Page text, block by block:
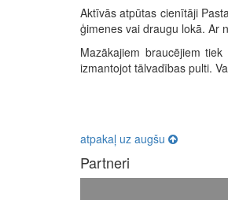
Aktīvās atpūtas cienītāji
ģimenes vai draugu lokā. Ar
Mazākajiem braucējiem
izmantojot tālvadības pulti.
atpakaļ uz augšu
Partneri